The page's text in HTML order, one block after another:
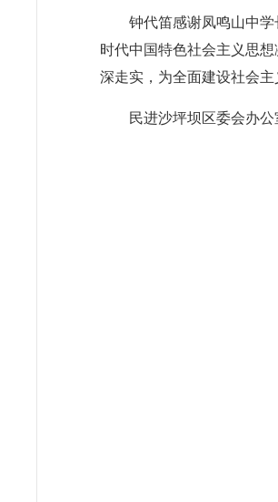
钟代笛感谢凤鸣山中
时代中国特色社会主义思
深走实，为全面建设社会主
民进沙坪坝区委会办